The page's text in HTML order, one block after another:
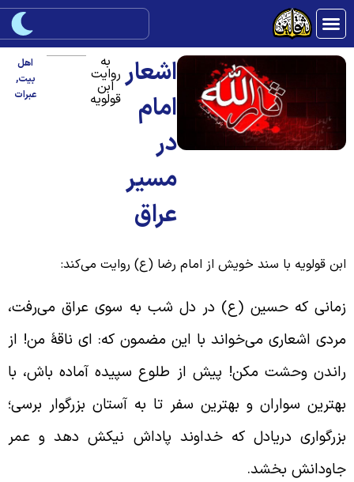
اشعار
امام
در
مسیر
عراق
روایت
ابن
قولویه
اهل
بیت,
عبرات
قولویه با سند خویش از امام رضا (ع) روایت می‌کند:
که حسین (ع) در دل شب به سوی عراق می‌رفت،
اشعاری می‌خواند با این مضمون که: ای ناقۀ من! از
وحشت مکن! پیش از طلوع سپیده آماده باش، با
سواران و بهترین سفر تا به آستان بزرگوار برسی؛
دریادل که خداوند پاداش نیکش دهد و عمر
بخشد.